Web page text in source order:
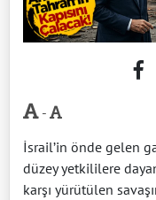
-
İsrail’in önde gelen
düzey yetkililere
karşı yürütülen